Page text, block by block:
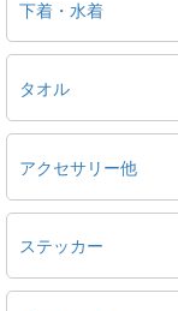
下着・水着
タオル
アクセサリー他
ステッカー